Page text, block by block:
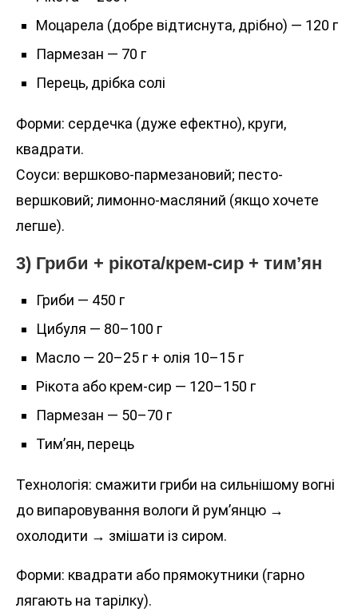
Моцарела (добре відтиснута, дрібно) — 120 г
Пармезан — 70 г
Перець, дрібка солі
Форми: сердечка (дуже ефектно), круги,
квадрати.
Соуси: вершково-пармезановий; песто-
вершковий; лимонно-масляний (якщо хочете
легше).
3) Гриби + рікота/крем-сир + тим’ян
Гриби — 450 г
Цибуля — 80–100 г
Масло — 20–25 г + олія 10–15 г
Рікота або крем-сир — 120–150 г
Пармезан — 50–70 г
Тим’ян, перець
Технологія: смажити гриби на сильнішому вогні
до випаровування вологи й рум’янцю →
охолодити → змішати із сиром.
Форми: квадрати або прямокутники (гарно
лягають на тарілку).